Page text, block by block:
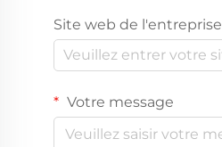
Site web de l'entreprise
Votre message